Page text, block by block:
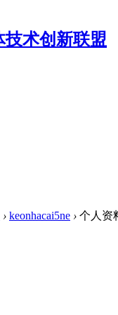
› keonhacai5ne › 个人资